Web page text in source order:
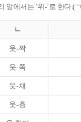
앞에서는 ‘위-’로 한다.(
ㄴ
웃-짝
웃-쪽
웃-채
웃-층